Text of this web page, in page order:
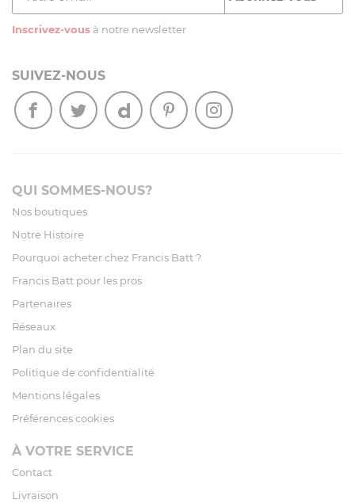
Inscrivez-vous à notre newsletter
SUIVEZ-NOUS
QUI SOMMES-NOUS?
Nos boutiques
Notre Histoire
Pourquoi acheter chez Francis Batt ?
Francis Batt pour les pros
Partenaires
Réseaux
Plan du site
Politique de confidentialité
Mentions légales
Préférences cookies
À VOTRE SERVICE
Contact
Livraison